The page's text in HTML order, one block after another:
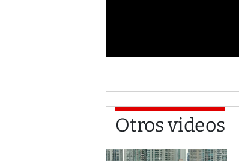
Otros videos